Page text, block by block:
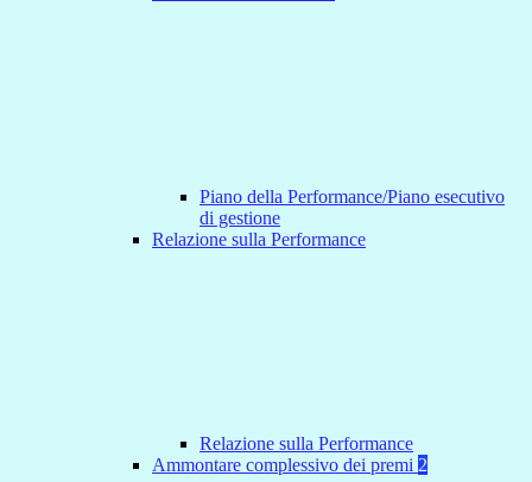
Piano della Performance/Piano esecutivo
di gestione
Relazione sulla Performance
Relazione sulla Performance
Ammontare complessivo dei premi 2